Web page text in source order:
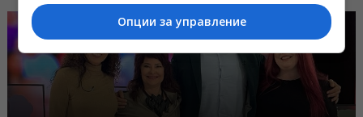
Опции за управление